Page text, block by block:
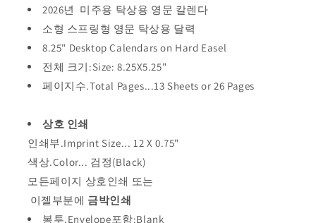
디
자
중
월
이
전
주
문
시
디
자
준
비
중
이
전
주
시
2026년 미주용 탁상용 영문 칼렌다
소형 스프링형 영문 탁상용 달력
8.25" Desktop Calendars on Hard Easel
전체 크기:Size: 8.25X5.25"
페이지수.Total Pages...13 Sheets or 26 Pages
상호 인쇄
인쇄부.Imprint Size... 12 X 0.75"
색상.Color... 검정(Black)
모든페이지 상호인쇄 또는
이젤부분에 금박인쇄
봉투.Envelope포함:Blank